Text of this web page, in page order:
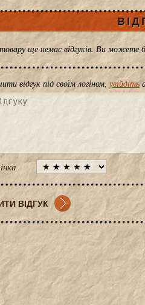
ще немає відгуків. Ви
відгук під своїм логіном, увійдіть